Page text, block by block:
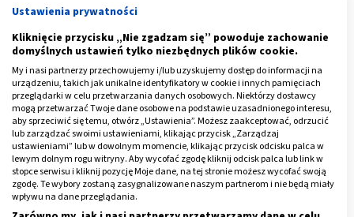
że taki wyciąg ograniczał rozwój bakterii gram-
ujemnych, jednak - jak twierdzi A. Marosz - duża
zawartość szkodliwych alkaloidów wyklucza
wykorzystanie pędów na szerszą skalę.
Jednocześnie liście były dodawane do wielu mieszanek
chińskich. Zastosowanie od lat znajduje natomiast
korzeń tej rośliny, od lat stosowany do leczenia
gorączki, podwyższonego ciśnienia czy łagodzenia
bólów miesiączkowych.
Ustawienia prywatności
Kliknięcie przycisku „Nie zgadzam się” powoduje zachowanie
domyślnych ustawień tylko niezbędnych plików cookie.
My i nasi partnerzy przechowujemy i/lub uzyskujemy dostęp do informacji na
urządzeniu, takich jak unikalne identyfikatory w cookie i innych pamięciach
przeglądarki w celu przetwarzania danych osobowych. Niektórzy dostawcy
mogą przetwarzać Twoje dane osobowe na podstawie uzasadnionego interesu,
aby sprzeciwić się temu, otwórz „Ustawienia”. Możesz zaakceptować, odrzucić
lub zarządzać swoimi ustawieniami, klikając przycisk „Zarządzaj
ustawieniami” lub w dowolnym momencie, klikając przycisk odcisku palca w
lewym dolnym rogu witryny. Aby wycofać zgodę kliknij odcisk palca lub link w
stopce serwisu i kliknij pozycję Moje dane, na tej stronie możesz wycofać swoją
zgodę. Te wybory zostaną zasygnalizowane naszym partnerom i nie będą miały
wpływu na dane przeglądania.